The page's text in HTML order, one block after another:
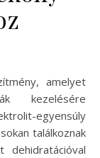
kezelésére
egyensúly
találkoznak
dehidratációval